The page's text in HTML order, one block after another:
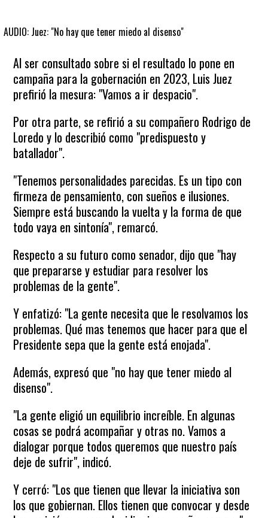
AUDIO: Juez: "No hay que tener miedo al disenso"
Al ser consultado sobre si el resultado lo pone en
campaña para la gobernación en 2023, Luis Juez
prefirió la mesura: "Vamos a ir despacio".
Por otra parte, se refirió a su compañero Rodrigo de
Loredo y lo describió como "predispuesto y
batallador".
"Tenemos personalidades parecidas. Es un tipo con
firmeza de pensamiento, con sueños e ilusiones.
Siempre está buscando la vuelta y la forma de que
todo vaya en sintonía", remarcó.
Respecto a su futuro como senador, dijo que "hay
que prepararse y estudiar para resolver los
problemas de la gente".
Y enfatizó: "La gente necesita que le resolvamos los
problemas. Qué mas tenemos que hacer para que el
Presidente sepa que la gente está enojada".
Además, expresó que "no hay que tener miedo al
disenso".
"La gente eligió un equilibrio increíble. En algunas
cosas se podrá acompañar y otras no. Vamos a
dialogar porque todos queremos que nuestro país
deje de sufrir", indicó.
Y cerró: "Los que tienen que llevar la iniciativa son
los que gobiernan. Ellos tienen que convocar y desde